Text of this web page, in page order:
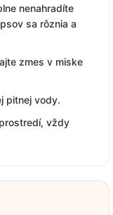
nenahradíte
sa rôznia a
zmes v miske
pitnej vody.
vždy